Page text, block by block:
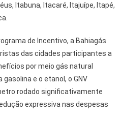
Itabuna, Itacaré, Itajuípe, Itapé,
de Incentivo, a Bahiagás
das cidades participantes a
por meio gás natural
e o etanol, o GNV
rodado significativamente
expressiva nas despesas